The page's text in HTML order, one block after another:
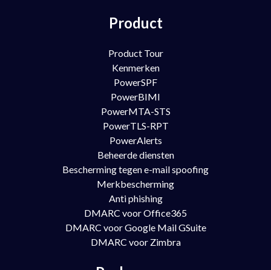
Product
Product Tour
Kenmerken
PowerSPF
PowerBIMI
PowerMTA-STS
PowerTLS-RPT
PowerAlerts
Beheerde diensten
Bescherming tegen e-mail spoofing
Merkbescherming
Anti phishing
DMARC voor Office365
DMARC voor Google Mail GSuite
DMARC voor Zimbra